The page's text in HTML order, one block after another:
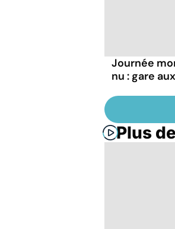
Journée
nu : gare
Plus